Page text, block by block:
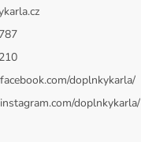
doplnkykarla/
doplnkykarla/